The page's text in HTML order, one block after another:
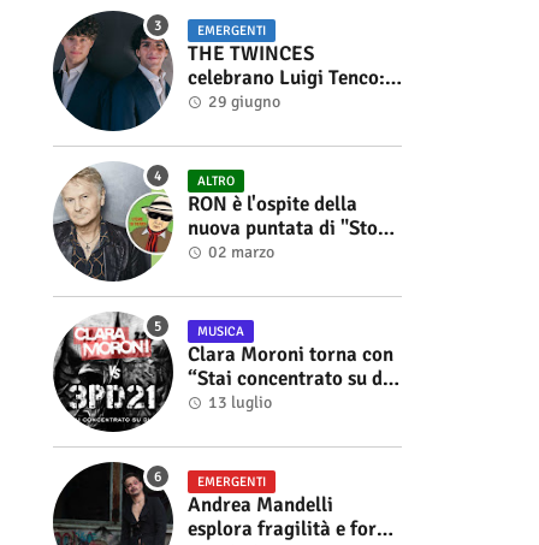
EMERGENTI
THE TWINCES
celebrano Luigi Tenco:
fuori singolo e video di
29 giugno
ALTRO
RON è l'ospite della
nuova puntata di "Storie
di Musica", in onda sul
Alberto Salerno
02 marzo
MUSICA
Clara Moroni torna con
“Stai concentrato su di
me”, il nuovo singolo
13 luglio
EMERGENTI
Andrea Mandelli
esplora fragilità e forza